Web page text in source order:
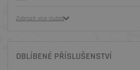
Zobrazit více služeb
OBLÍBENÉ PŘÍSLUŠENSTVÍ